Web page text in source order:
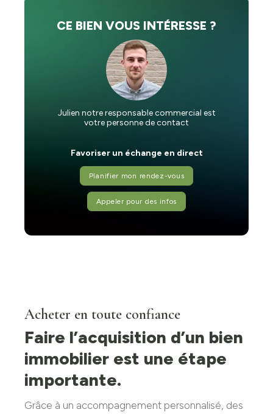
CE BIEN VOUS INTÉRESSE ?
Julien notre responsable commercial est
votre personne de contact
Favoriser un échange en direct
Planifier mon rendez-vous
Appeler pour des infos
Acheter en toute confiance
Faire l’acquisition d’un bien
immobilier est une étape
importante.
Grâce à un accompagnement personnalisé, des